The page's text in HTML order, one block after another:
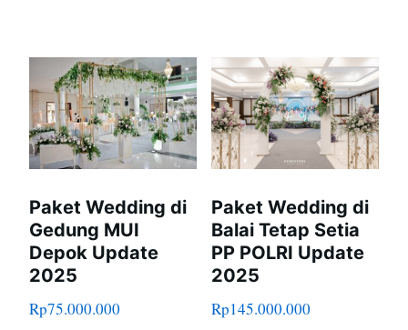
Paket Wedding di
Gedung MUI
Depok Update
2025
Rp75.000.000
Paket Wedding di
Balai Tetap Setia
PP POLRI Update
2025
Rp145.000.000